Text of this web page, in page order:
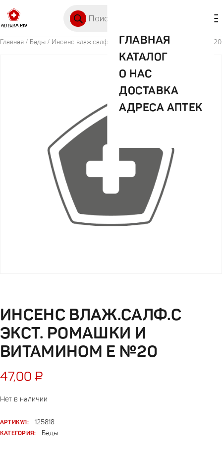
ГЛАВНАЯ
КАТАЛОГ
О НАС
ДОСТАВКА
АДРЕСА АПТЕК
Главная / Бады / Инсенс влаж.салф.с экст. ромашки и витамином Е №20
ИНСЕНС ВЛАЖ.САЛФ.С
ЭКСТ. РОМАШКИ И
ВИТАМИНОМ Е №20
47,00 ₽
Нет в наличии
АРТИКУЛ:
125818
КАТЕГОРИЯ:
Бады